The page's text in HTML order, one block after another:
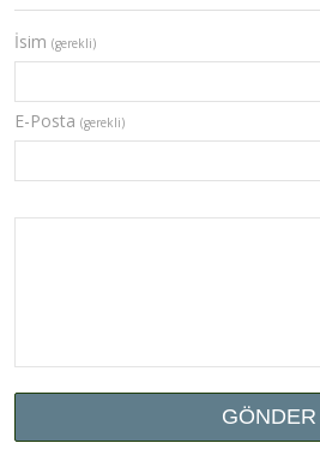
İsim (gerekli)
E-Posta (gerekli)